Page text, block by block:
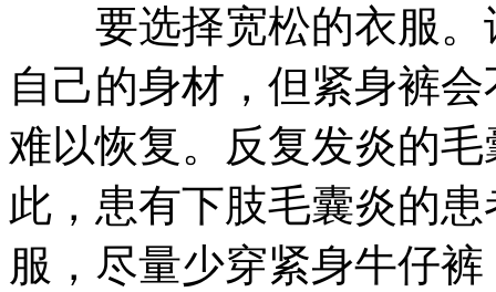
要选择宽松的衣服。
自己的身材，但紧身裤
难以恢复。反复发炎的
此，患有下肢毛囊炎的
服，尽量少穿紧身牛仔